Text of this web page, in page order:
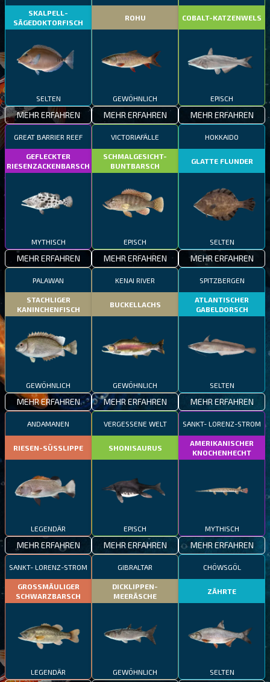
SKALPELL-
SÄGEDOKTORFISCH
SELTEN
MEHR ERFAHREN
ROHU
GEWÖHNLICH
MEHR ERFAHREN
COBALT-KATZENWELS
EPISCH
MEHR ERFAHREN
GREAT BARRIER REEF
GEFLECKTER
RIESENZACKENBARSCH
MYTHISCH
MEHR ERFAHREN
VICTORIAFÄLLE
SCHMALGESICHT-
BUNTBARSCH
EPISCH
MEHR ERFAHREN
HOKKAIDO
GLATTE FLUNDER
SELTEN
MEHR ERFAHREN
PALAWAN
STACHLIGER
KANINCHENFISCH
GEWÖHNLICH
MEHR ERFAHREN
KENAI RIVER
BUCKELLACHS
GEWÖHNLICH
MEHR ERFAHREN
SPITZBERGEN
ATLANTISCHER
GABELDORSCH
SELTEN
MEHR ERFAHREN
ANDAMANEN
RIESEN-SÜSSLIPPE
LEGENDÄR
MEHR ERFAHREN
VERGESSENE WELT
SHONISAURUS
EPISCH
MEHR ERFAHREN
SANKT- LORENZ-STROM
AMERIKANISCHER
KNOCHENHECHT
MYTHISCH
MEHR ERFAHREN
SANKT- LORENZ-STROM
GROSSMÄULIGER
SCHWARZBARSCH
LEGENDÄR
GIBRALTAR
DICKLIPPEN-
MEERÄSCHE
GEWÖHNLICH
CHÖWSGÖL
ZÄHRTE
SELTEN